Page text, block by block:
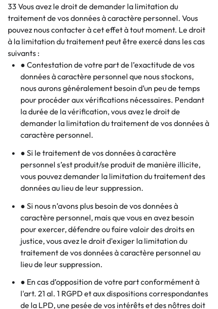
33 Vous avez le droit de demander la limitation du
traitement de vos données à caractère personnel. Vous
pouvez nous contacter à cet effet à tout moment. Le droit
à la limitation du traitement peut être exercé dans les cas
suivants :
● Contestation de votre part de l’exactitude de vos
données à caractère personnel que nous stockons,
nous aurons généralement besoin d’un peu de temps
pour procéder aux vérifications nécessaires. Pendant
la durée de la vérification, vous avez le droit de
demander la limitation du traitement de vos données à
caractère personnel.
● Si le traitement de vos données à caractère
personnel s’est produit/se produit de manière illicite,
vous pouvez demander la limitation du traitement des
données au lieu de leur suppression.
● Si nous n’avons plus besoin de vos données à
caractère personnel, mais que vous en avez besoin
pour exercer, défendre ou faire valoir des droits en
justice, vous avez le droit d'exiger la limitation du
traitement de vos données à caractère personnel au
lieu de leur suppression.
● En cas d’opposition de votre part conformément à
l'art. 21 al. 1 RGPD et aux dispositions correspondantes
de la LPD, une pesée de vos intérêts et des nôtres doit